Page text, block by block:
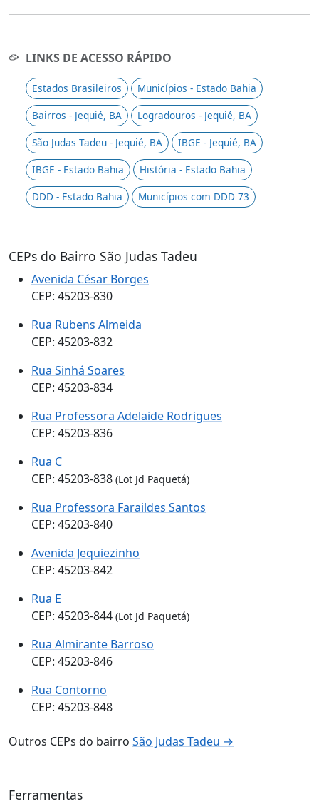
LINKS DE ACESSO RÁPIDO
Estados Brasileiros
Municípios - Estado Bahia
Bairros - Jequié, BA
Logradouros - Jequié, BA
São Judas Tadeu - Jequié, BA
IBGE - Jequié, BA
IBGE - Estado Bahia
História - Estado Bahia
DDD - Estado Bahia
Municípios com DDD 73
CEPs do Bairro São Judas Tadeu
Avenida César Borges
CEP: 45203-830
Rua Rubens Almeida
CEP: 45203-832
Rua Sinhá Soares
CEP: 45203-834
Rua Professora Adelaide Rodrigues
CEP: 45203-836
Rua C
CEP: 45203-838 (Lot Jd Paquetá)
Rua Professora Faraildes Santos
CEP: 45203-840
Avenida Jequiezinho
CEP: 45203-842
Rua E
CEP: 45203-844 (Lot Jd Paquetá)
Rua Almirante Barroso
CEP: 45203-846
Rua Contorno
CEP: 45203-848
Outros CEPs do bairro São Judas Tadeu →
Ferramentas